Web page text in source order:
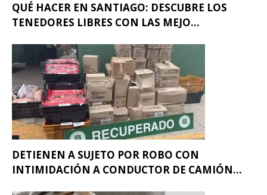
QUÉ HACER EN SANTIAGO: DESCUBRE LOS
TENEDORES LIBRES CON LAS MEJO...
DETIENEN A SUJETO POR ROBO CON
INTIMIDACIÓN A CONDUCTOR DE CAMIÓN...